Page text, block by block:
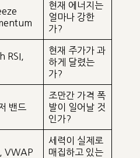
현재 에너지는
얼마나 강한
가?
RSI,
현재 주가가 과
하게 달렸는
가?
밴드
조만간 가격 폭
발이 일어날 것
인가?
VWAP
세력이 실제로
매집하고 있는